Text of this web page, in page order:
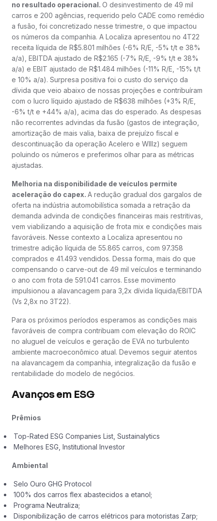
no resultado operacional. O desinvestimento de 49 mil
carros e 200 agências, requerido pelo CADE como remédio
a fusão, foi concretizado nesse trimestre, o que impactou
os números da companhia. A Localiza apresentou no 4T22
receita líquida de R$5.801 milhões (-6% R/E, -5% t/t e 38%
a/a), EBITDA ajustado de R$2.165 (-7% R/E, -9% t/t e 38%
a/a) e EBIT ajustado de R$1.484 milhões (-11% R/E, -15% t/t
e 10% a/a). Surpresa positiva foi o custo do serviço da
dívida que veio abaixo de nossas projeções e contribuíram
com o lucro líquido ajustado de R$638 milhões (+3% R/E,
-6% t/t e +44% a/a), acima das do esperado. As despesas
não recorrentes advindas da fusão (gastos de integração,
amortização de mais valia, baixa de prejuízo fiscal e
descontinuação da operação Acelero e WIllz) seguem
poluindo os números e preferimos olhar para as métricas
ajustadas.
Melhoria na disponibilidade de veículos permite
aceleração do capex. A redução gradual dos gargalos de
oferta na indústria automobilística somada a retração da
demanda advinda de condições financeiras mais restritivas,
vem viabilizando a aquisição de frota mix e condições mais
favoráveis. Nesse contexto a Localiza apresentou no
trimestre adição líquida de 55.865 carros, com 97.358
comprados e 41.493 vendidos. Dessa forma, mais do que
compensando o carve-out de 49 mil veículos e terminando
o ano com frota de 591.041 carros. Esse movimento
impulsionou a alavancagem para 3,2x dívida líquida/EBITDA
(Vs 2,8x no 3T22).
Para os próximos períodos esperamos as condições mais
favoráveis de compra contribuam com elevação do ROIC
no aluguel de veículos e geração de EVA no turbulento
ambiente macroeconômico atual. Devemos seguir atentos
na alavancagem da companhia, integralização da fusão e
rentabilidade do modelo de negócios.
Avanços em ESG
Prêmios
Top-Rated ESG Companies List, Sustainalytics
Melhores ESG, Institutional Investor
Ambiental
Selo Ouro GHG Protocol
100% dos carros flex abastecidos a etanol;
Programa Neutraliza;
Disponibilização de carros elétricos para motoristas Zarp;